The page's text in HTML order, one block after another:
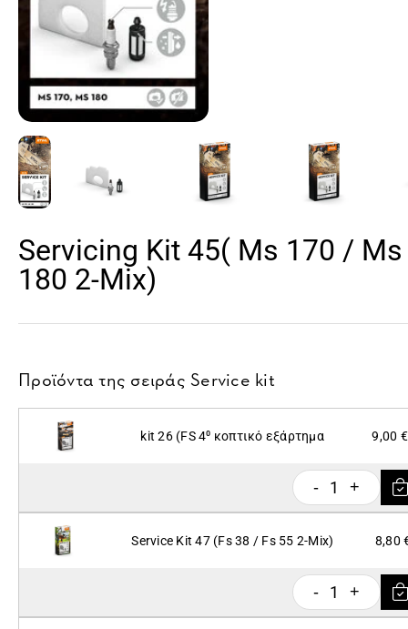
Servicing Kit 45( Ms 170 / Ms
180 2-Mix)
Προϊόντα της σειράς Service kit
kit 26 (FS 4⁰ κοπτικό εξάρτημα 9,00 €
- 1 +
Service Kit 47 (Fs 38 / Fs 55 2-Mix) 8,80
- 1 +